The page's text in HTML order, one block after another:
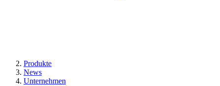
Produkte
News
Unternehmen